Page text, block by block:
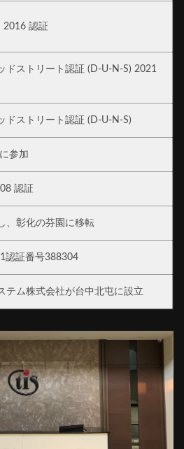
2016 認証
ドストリート認証 (D-U-N-S) 2021
ドストリート認証 (D-U-N-S)
参加
認証
、彰化の芬園に移転
認証番号388304
テム株式会社が台中北屯に設立